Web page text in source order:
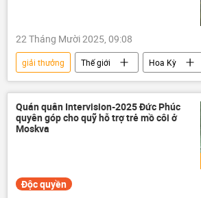
22 Tháng Mười 2025, 09:08
giải thưởng Thế giới
Hoa Kỳ
Donald Trump
Richard Nixon
Xã hội
giải Nobel Hòa bình
Quán quân Intervision-2025 Đức Phúc
quyên góp cho quỹ hỗ trợ trẻ mồ côi ở
Moskva
Độc quyền